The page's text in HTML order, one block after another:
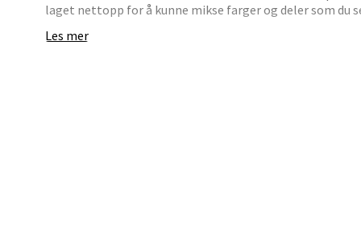
laget nettopp for å kunne mikse farger og deler som du
fargepalett som harmonerer med tiden vi er inne i - og
Les mer